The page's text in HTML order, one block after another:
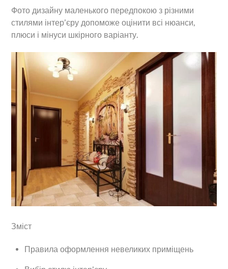
Фото дизайну маленького передпокою з різними
стилями інтер’єру допоможе оцінити всі нюанси,
плюси і мінуси шкірного варіанту.
Зміст
Правила оформлення невеликих приміщень